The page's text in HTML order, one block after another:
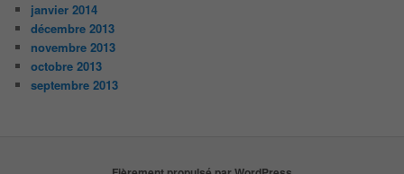
janvier 2014
décembre 2013
novembre 2013
octobre 2013
septembre 2013